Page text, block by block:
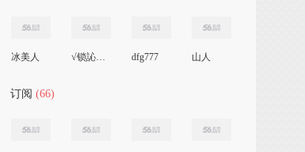
冰美人 √锁訫‰嗳鉨 dfg777 山人
订阅 (66)